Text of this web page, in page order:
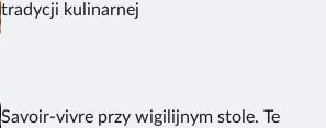
tradycji kulinarnej
Savoir-vivre przy wigilijnym stole. Te